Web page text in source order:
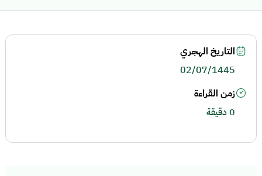
التاريخ الهجري
02/07/1445
زمن القراءة
0 دقيقة